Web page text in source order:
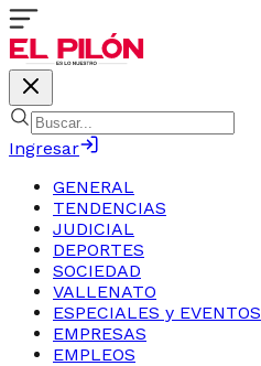
Ingresar
GENERAL
TENDENCIAS
JUDICIAL
DEPORTES
SOCIEDAD
VALLENATO
ESPECIALES y EVENTOS
EMPRESAS
EMPLEOS